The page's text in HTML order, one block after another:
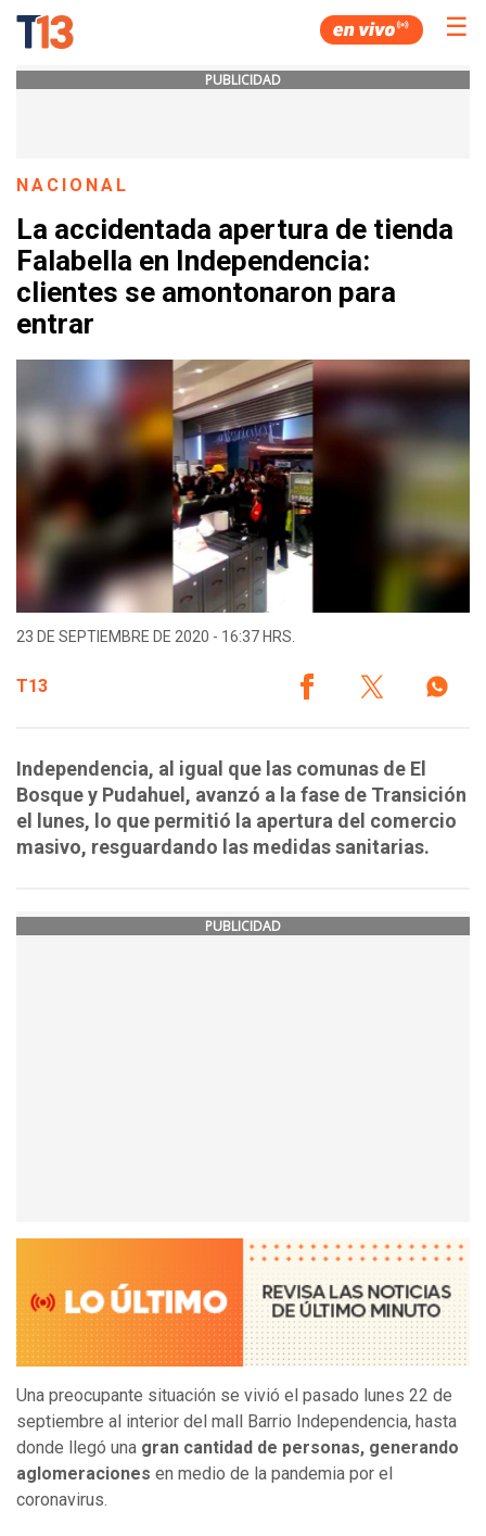
☰
PUBLICIDAD
NACIONAL
La accidentada apertura de tienda
Falabella en Independencia:
clientes se amontonaron para
entrar
23 DE SEPTIEMBRE DE 2020 - 16:37 HRS.
T13
Independencia, al igual que las comunas de El
Bosque y Pudahuel, avanzó a la fase de Transición
el lunes, lo que permitió la apertura del comercio
masivo, resguardando las medidas sanitarias.
PUBLICIDAD
Una preocupante situación se vivió el pasado lunes 22 de
septiembre al interior del mall Barrio Independencia, hasta
donde llegó una gran cantidad de personas, generando
aglomeraciones en medio de la pandemia por el
coronavirus.